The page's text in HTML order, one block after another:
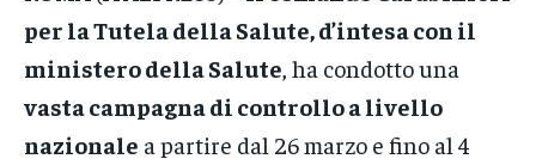
per la Tutela della Salute, d’intesa con il
ministero della Salute , ha condotto una
vasta campagna di controllo a livello
nazionale a partire dal 26 marzo e fino al 4